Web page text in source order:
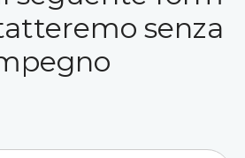
senza